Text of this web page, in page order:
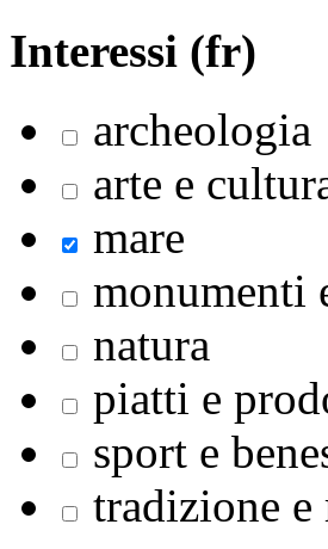
Interessi (fr)
archeologia
arte e
mare
monumenti
natura
piatti e
sport e
tradizione